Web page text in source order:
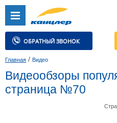
ОБРАТНЫЙ ЗВОНОК
Главная / Видео
Видеообзоры
страница №70